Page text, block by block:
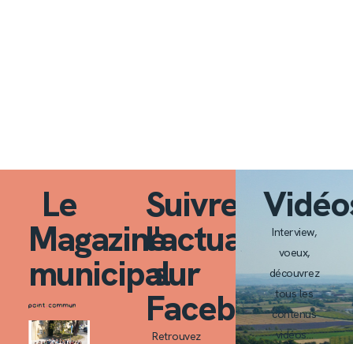
Le
Magazine
municipal
Suivre
l'actualité
sur
Facebook
Retrouvez
Interview,
voeux,
découvrez
tous les
contenus
vidéos…